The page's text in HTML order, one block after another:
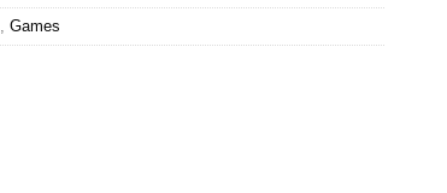
, Games